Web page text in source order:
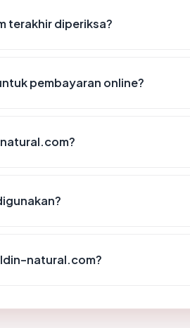
terakhir diperiksa?
pembayaran online?
natural.com?